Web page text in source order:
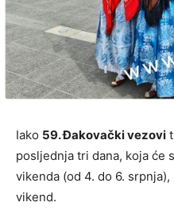
Iako 59. Đakovački vezovi
posljednja tri dana, koja će
vikenda (od 4. do 6.
vikend.